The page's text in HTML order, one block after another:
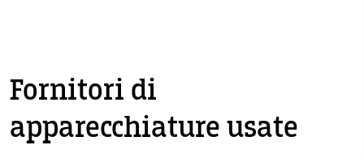
Fornitori di
apparecchiature usate